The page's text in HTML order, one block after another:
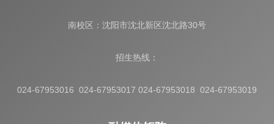
南校区：沈阳市沈北新区沈北路30号
招生热线：
024-67953016 024-67953017 024-67953018 024-67953019